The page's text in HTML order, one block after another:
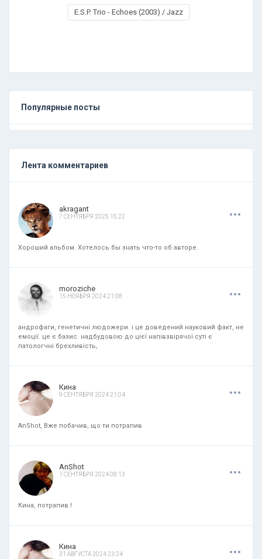
E.S.P. Trio - Echoes (2003) / Jazz
Популярные посты
Лента комментариев
akragant
7 СЕНТЯБРЯ 2025 15:22 ...
Хороший альбом. Хотелось бы знать что-то об авторе.
moroziche
15 НОЯБРЯ 2024 21:08 ...
андрофаги, генетичні людожери. і це доведений науковий факт, не
емоції. це є базис. надбудовою до цієї напівзвірячої суті є
патологчні брехливість,
Кина
9 СЕНТЯБРЯ 2024 21:04 ...
AnShot, Вже побачив, що ти потрапив
AnShot
1 СЕНТЯБРЯ 2024 08:13 ...
Кина, потрапив.!
Кина
31 АВГУСТА 2024 23:24 ...